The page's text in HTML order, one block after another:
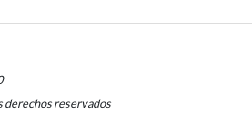
derechos reservados